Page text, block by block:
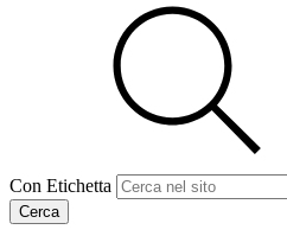
Con Etichetta
Cerca